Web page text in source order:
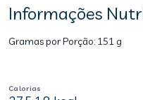
Informações
Gramas por Porção: 151 g
Calorias